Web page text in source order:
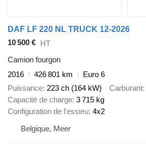
DAF LF 220 NL TRUCK 12-2026
10 500 € HT
Camion fourgon
2016
426 801 km
Euro 6
Puissance 223 ch (164 kW) Carburant
Capacité de charge 3 715 kg
Configuration de l'essieu 4x2
Belgique, Meer